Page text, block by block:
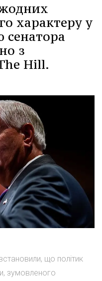
характеру у
сенатора
з
Hill.
що політик
зумовленого